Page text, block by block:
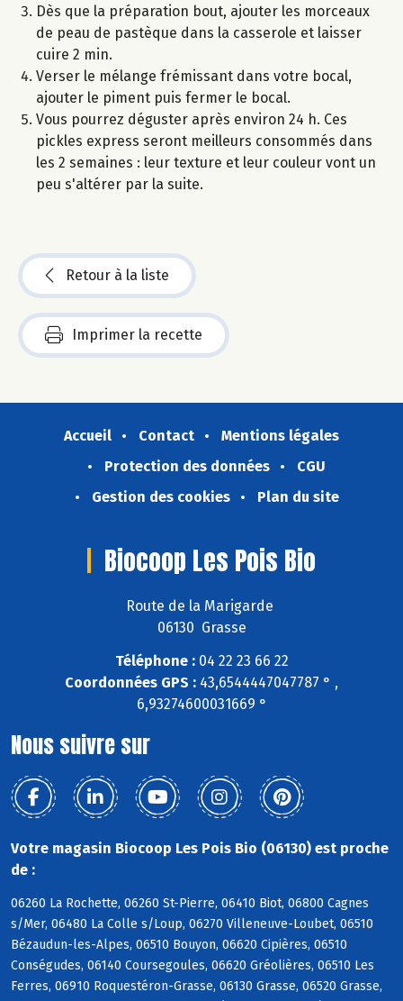
Dès que la préparation bout, ajouter les morceaux
de peau de pastèque dans la casserole et laisser
cuire 2 min.
Verser le mélange frémissant dans votre bocal,
ajouter le piment puis fermer le bocal.
Vous pourrez déguster après environ 24 h. Ces
pickles express seront meilleurs consommés dans
les 2 semaines : leur texture et leur couleur vont un
peu s'altérer par la suite.
Retour à la liste
Imprimer la recette
Accueil Contact
Mentions légales
Protection des données
CGU
Gestion des cookies
Plan du site
Biocoop Les Pois Bio
Route de la Marigarde
06130 Grasse
Téléphone :04 22 23 66 22
Coordonnées GPS : 43,6544447047787 ° ,
6,93274600031669 °
Nous suivre sur
Votre magasin Biocoop Les Pois Bio (06130) est proche
de :
06260 La Rochette, 06260 St-Pierre, 06410 Biot, 06800 Cagnes
s/Mer, 06480 La Colle s/Loup, 06270 Villeneuve-Loubet, 06510
Bézaudun-les-Alpes, 06510 Bouyon, 06620 Cipières, 06510
Conségudes, 06140 Coursegoules, 06620 Gréolières, 06510 Les
Ferres, 06910 Roquestéron-Grasse, 06130 Grasse, 06520 Grasse,